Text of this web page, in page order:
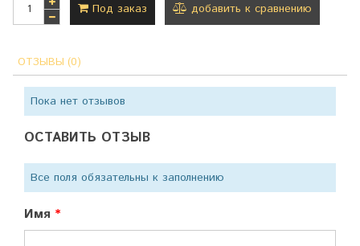
Под заказ добавить к сравнению
ОТЗЫВЫ (0)
Пока нет отзывов
ОСТАВИТЬ ОТЗЫВ
Все поля обязательны к заполнению
Имя